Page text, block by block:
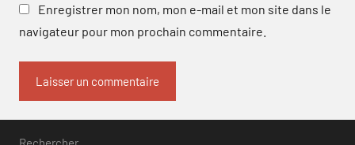
Enregistrer mon nom, mon e-mail et mon site dans le
navigateur pour mon prochain commentaire.